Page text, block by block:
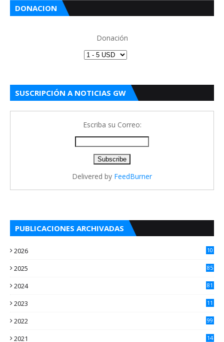
DONACION
Donación
SUSCRIPCIÓN A NOTICIAS GW
Escriba su Correo:
Delivered by FeedBurner
PUBLICACIONES ARCHIVADAS
2026
10
2025 85
2024 81
2023
11
2022 99
2021
14